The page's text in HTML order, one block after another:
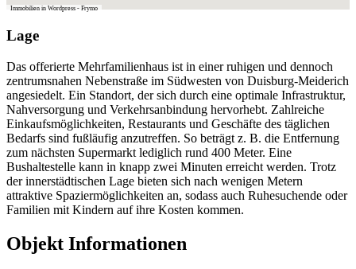
Immobilien in Wordpress - Frymo
Lage
Das offerierte Mehrfamilienhaus ist in einer ruhigen und dennoch
zentrumsnahen Nebenstraße im Südwesten von Duisburg-Meiderich
angesiedelt. Ein Standort, der sich durch eine optimale Infrastruktur,
Nahversorgung und Verkehrsanbindung hervorhebt. Zahlreiche
Einkaufsmöglichkeiten, Restaurants und Geschäfte des täglichen
Bedarfs sind fußläufig anzutreffen. So beträgt z. B. die Entfernung
zum nächsten Supermarkt lediglich rund 400 Meter. Eine
Bushaltestelle kann in knapp zwei Minuten erreicht werden. Trotz
der innerstädtischen Lage bieten sich nach wenigen Metern
attraktive Spaziermöglichkeiten an, sodass auch Ruhesuchende oder
Familien mit Kindern auf ihre Kosten kommen.
Objekt Informationen